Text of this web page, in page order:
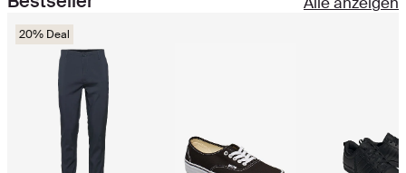
20% Deal